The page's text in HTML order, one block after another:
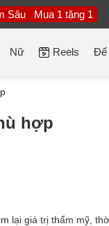
Sâu Mua 1 tặng 1
Nữ Reels Để
hợp
lại giá trị thẩm mỹ,